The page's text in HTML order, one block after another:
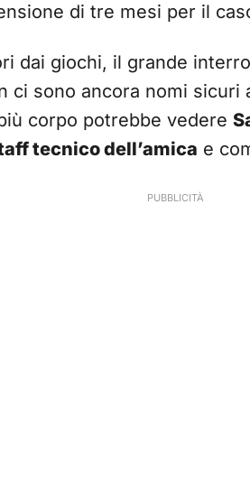
di tre mesi per il
dai giochi, il grande
ci sono ancora nomi sicuri
corpo potrebbe vedere
tecnico dell’amica e